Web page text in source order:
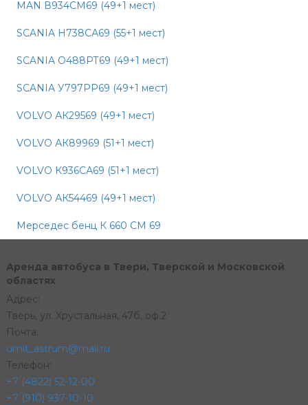
MAN В934СМ69 (49+1 мест)
SCANIA Н738СА69 (55+1 мест)
SCANIA О488РТ69 (49+1 мест)
SCANIA У797РР69 (49+1 мест)
VOLVO АК29569 (49+1 мест)
VOLVO АК89969 (51+1 мест)
VOLVO К936СА69 (51+1 мест)
VOLVO АК54469 (49+1 мест)
Мерседес бенц К 660 СМ 69
Аренда автобуса в Твери, Тверской и Московской
областях
Адрес:
Тверь, ул. Хрустальная, 47б, оф.2
Почта:
umit_astrum@mail.ru
Телефон:
+7 (4822) 52-12-00
+7 (910) 937-10-10